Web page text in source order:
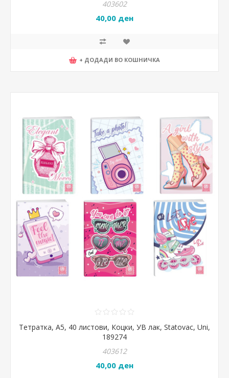
403602
40,00 ден
+ ДОДАДИ ВО КОШНИЧКА
Тетратка, А5, 40 листови, Коцки, УВ лак, Statovac, Uni,
189274
403612
40,00 ден